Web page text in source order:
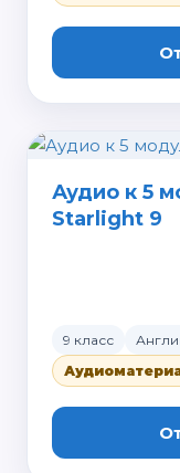
Аудио к 5
Starlight 9
9 класс